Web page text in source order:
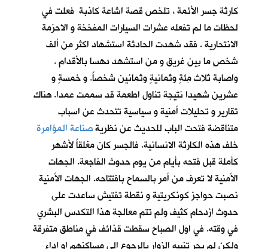
كارثة جسر الأئمة ، تلخص قصة اشاعة كاذبة فعلت في
لحظات ما لم تفعله عشرات السيارات المفخخة و الاحزمة
الانتحارية . فقد شهدت الحادثة استشهاد اكثر من ألف
شخصٍ ما بين غريق و من استشهد دهسا بالأقدام .
واصابة ثلاث مِئةٍ وثمانيةٍ وثمانين شخصاً. و خمسةٍ و
عشرين شهيدا نتيجة تناول اطعمة قد سممت عمدا. هناك
تقارير و تحليلات أمنية و سياسية تتحدث عن اسباب
متناقضة فتحت الباب للحديث عن نظريةصناعة المؤامرة
خلف هذه الكارثة الانسانية. فالجسر كان مغلقاً لأشهر
كأملة قبل فتحه بأيام من يوم حدوث الفاجعة. الجهات
الأمنية لا تعرف من أمر بالسماح بافتتاحه. الجهات الأمنية
نصبت حواجز كونكريتية و نقطة تفتيش ساعدت على
حدوث ازدحام كثيف ولم تتم معالجة هذا التكدس البشري
في وقته. في اول الصباح سقطت قذائف في مناطق متفرقة